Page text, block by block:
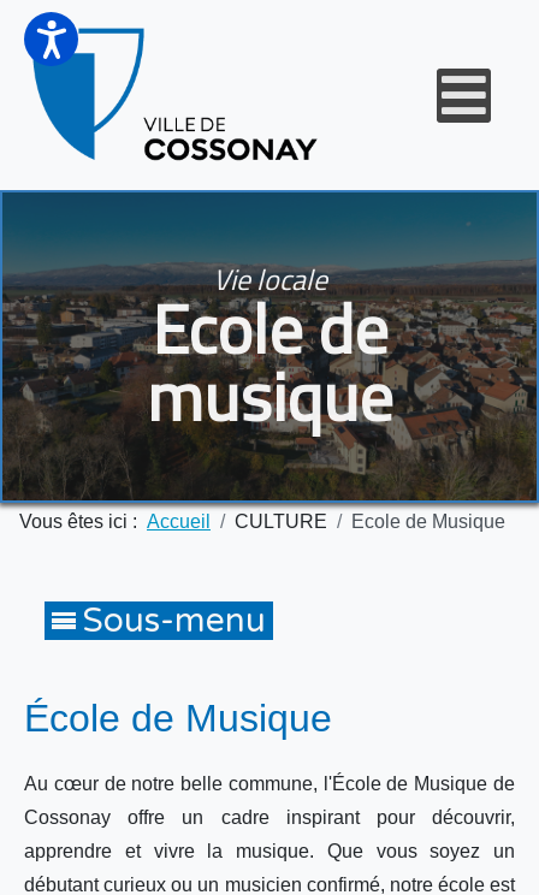
Vie locale
Ecole de
musique
Vous êtes ici : Accueil CULTURE Ecole de Musique
École de Musique
Au cœur de notre belle commune, l'École de Musique de
Cossonay offre un cadre inspirant pour découvrir,
apprendre et vivre la musique. Que vous soyez un
débutant curieux ou un musicien confirmé, notre école est